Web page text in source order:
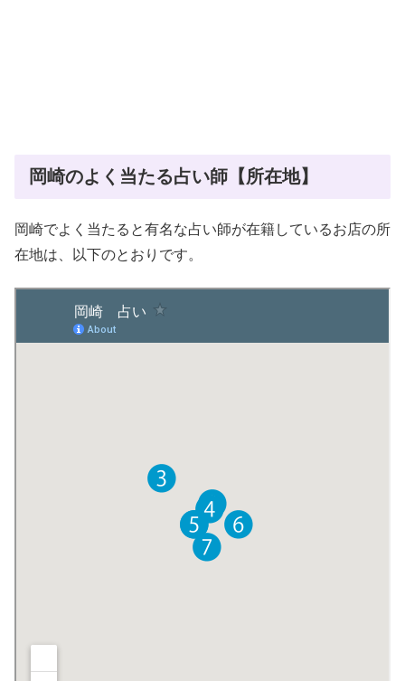
岡崎のよく当たる占い師【所在地】
岡崎でよく当たると有名な占い師が在籍しているお店の所
在地は、以下のとおりです。